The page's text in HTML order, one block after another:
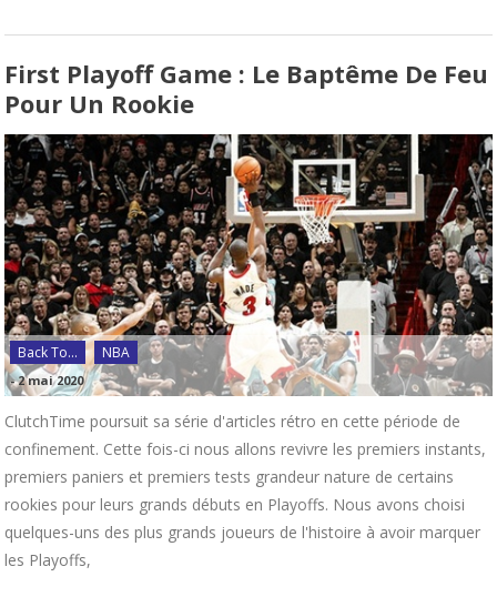
First Playoff Game : Le Baptême De Feu
Pour Un Rookie
Back To... NBA
-2 mai 2020
ClutchTime poursuit sa série d'articles rétro en cette période de
confinement. Cette fois-ci nous allons revivre les premiers instants,
premiers paniers et premiers tests grandeur nature de certains
rookies pour leurs grands débuts en Playoffs. Nous avons choisi
quelques-uns des plus grands joueurs de l'histoire à avoir marquer
les Playoffs,